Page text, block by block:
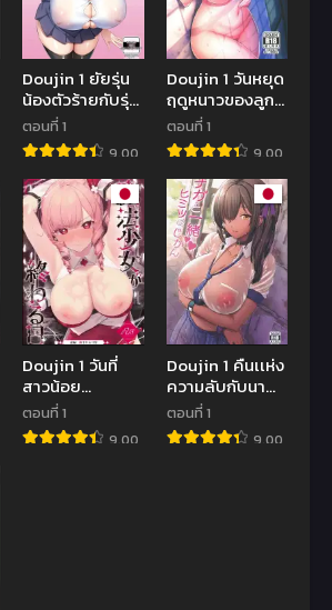
Doujin 1 ยัยรุ่น
น้องตัวร้ายกับรุ่น
พี่โอตาคุ |
[Yawaraka
Taiyou
(Shake)]
Mesugaki
Kouhai Sasoi
Uke Hon
ตอนที่ 1
9.00
Doujin 1 วันหยุด
ฤดูหนาวของลูกพี่
ลูกน้องอกตู้มของ
ฉัน 2 | (C96)
[Ichibocchi
(Ichinomiya
Yuu)] Kyonyuu
Itoko ga Iru
Kyuuka 2
ตอนที่ 1
9.00
Doujin 1 วันที่
สาวน้อย
เวทมนตร์จบลง
[Beans Mame
(Mochiji)]
ตอนที่ 1
9.00
Doujin 1 คืนเเห่ง
ความลับกับนา
กะ(C104) [Uma
no Hone (Toba
Yuga)]Naga to
ตอนที่ 1
9.00